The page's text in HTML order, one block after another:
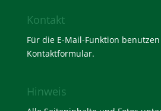
Kontakt
Für die E-Mail-Funktion
Kontaktformular.
Hinweis